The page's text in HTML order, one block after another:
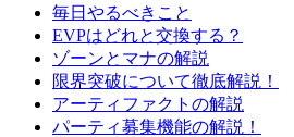
毎日やるべきこと
EVPはどれと交換する？
ゾーンとマナの解説
限界突破について徹底解説！
アーティファクトの解説
パーティ募集機能の解説！